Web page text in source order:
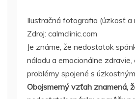
Ilustračná fotografia (úzkosť a
Zdroj: calmclinic.com
Je známe, že nedostatok
náladu a emocionálne
problémy spojené s
Obojsmerný vzťah znamená,